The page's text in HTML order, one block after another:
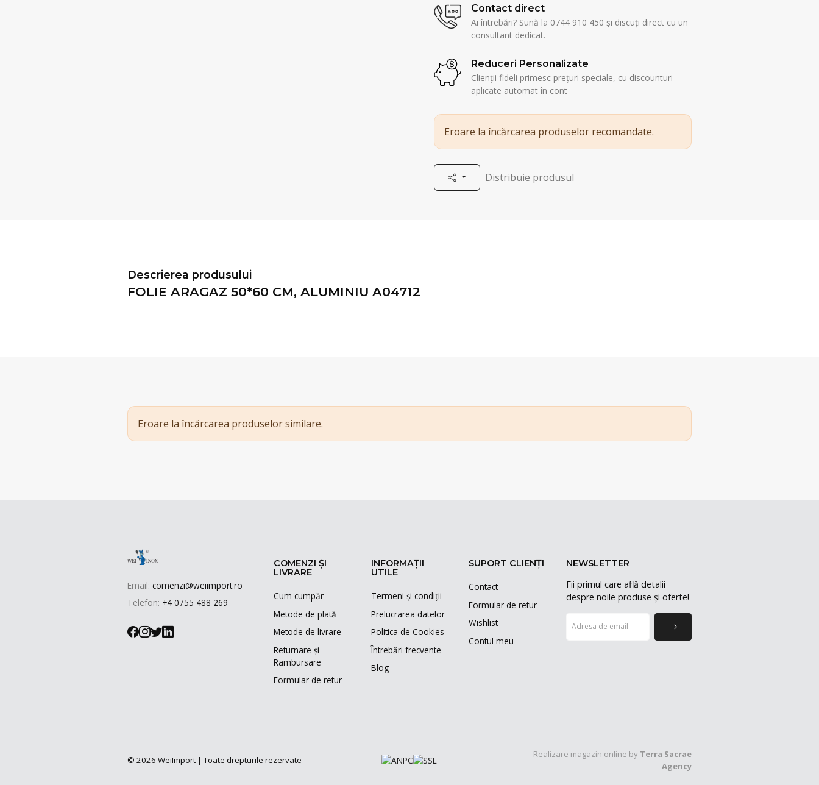
Contact direct
Ai întrebări? Sună la 0744 910 450 și discuți direct cu un
consultant dedicat.
Reduceri Personalizate
Clienții fideli primesc prețuri speciale, cu discounturi
aplicate automat în cont
Eroare la încărcarea produselor recomandate.
Distribuie produsul
Descrierea produsului
FOLIE ARAGAZ 50*60 CM, ALUMINIU A04712
Eroare la încărcarea produselor similare.
Email: comenzi@weiimport.ro
Telefon: +4 0755 488 269
COMENZI ȘI
LIVRARE
Cum cumpăr
Metode de plată
Metode de livrare
Returnare și
Rambursare
Formular de retur
INFORMAȚII
UTILE
Termeni și condiții
Prelucrarea datelor
Politica de Cookies
Întrebări frecvente
Blog
SUPORT CLIENȚI
Contact
Formular de retur
Wishlist
Contul meu
NEWSLETTER
Fii primul care află detalii
despre noile produse și oferte!
© 2026 WeiImport | Toate drepturile rezervate
Realizare magazin online by Terra Sacrae
Agency